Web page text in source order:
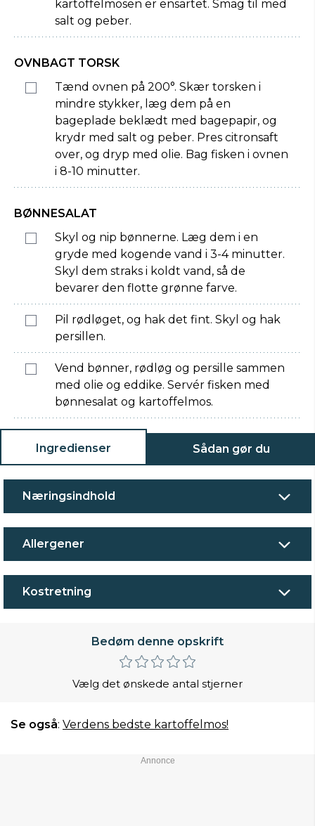
kartoffelmosen er ensartet. Smag til med
salt og peber.
OVNBAGT TORSK
Tænd ovnen på 200°. Skær torsken i
mindre stykker, læg dem på en
bageplade beklædt med bagepapir, og
krydr med salt og peber. Pres citronsaft
over, og dryp med olie. Bag fisken i ovnen
i 8-10 minutter.
BØNNESALAT
Skyl og nip bønnerne. Læg dem i en
gryde med kogende vand i 3-4 minutter.
Skyl dem straks i koldt vand, så de
bevarer den flotte grønne farve.
Pil rødløget, og hak det fint. Skyl og hak
persillen.
Vend bønner, rødløg og persille sammen
med olie og eddike. Servér fisken med
bønnesalat og kartoffelmos.
Ingredienser Sådan gør du
Næringsindhold
Allergener
Kostretning
Bedøm denne opskrift
Vælg det ønskede antal stjerner
Se også: Verdens bedste kartoffelmos!